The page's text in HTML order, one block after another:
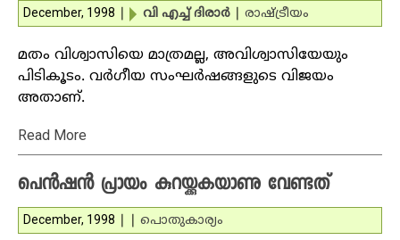
December, 1998 വി എച്ച് ദിരാര്‍ രാഷ്ട്രീയം
മതം വിശ്വാസിയെ മാത്രമല്ല, അവിശ്വാസിയേയും
പിടികൂടം. വര്‍ഗീയ സംഘര്‍ഷങ്ങളുടെ വിജയം
അതാണ്.
Read More
പെന്‍ഷന്‍ പ്രായം കുറയ്ക്കുകയാണു വേണ്ടത്
December, 1998 പൊതുകാര്യം